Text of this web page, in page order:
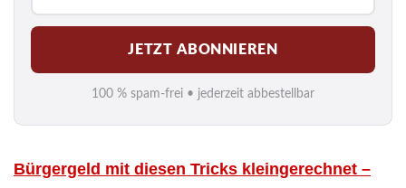
M
a
i
l
*
JETZT ABONNIEREN
100 % spam-frei • jederzeit abbestellbar
Bürgergeld mit diesen Tricks kleingerechnet –